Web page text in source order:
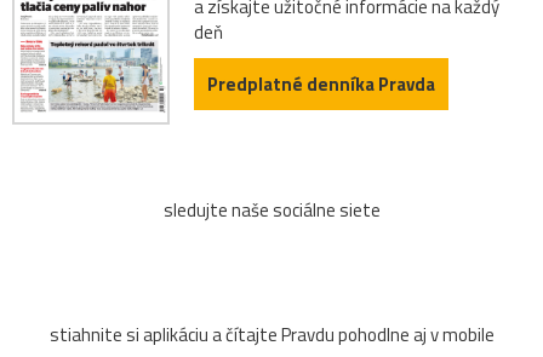
a získajte užitočné informácie na každý
deň
Predplatné denníka Pravda
sledujte naše sociálne siete
stiahnite si aplikáciu a čítajte Pravdu pohodlne aj v mobile